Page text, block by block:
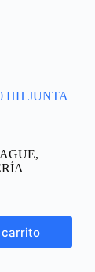
HH JUNTA
,
carrito